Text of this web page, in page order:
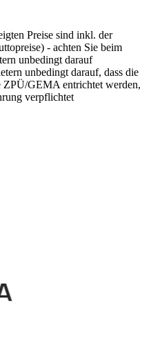
Preise sind inkl. der
- achten Sie beim
unbedingt darauf
unbedingt darauf, dass die
ZPÜ/GEMA entrichtet werden,
verpflichtet